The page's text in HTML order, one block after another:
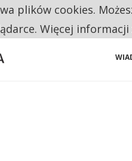
Z EMERYTURY SENIORZY
PRZYPADAJĄ 62 ZGŁOSZENIA.
plików cookies.
Więcej informacji